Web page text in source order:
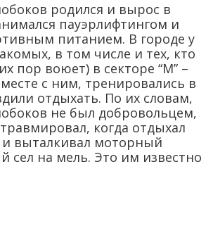
родился и вырос в
пауэрлифтингом и
питанием. В городе у
в том числе и тех, кто
пор воюет) в секторе “М” –
с ним, тренировались в
отдыхать. По их словам,
не был добровольцем,
когда отдыхал
выталкивал моторный
сел на мель. Это им известно